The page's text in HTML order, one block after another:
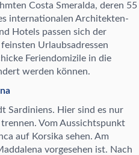
hmten Costa Smeralda, deren 55
internationalen Architekten-
Hotels passen sich der
Urlaubsadressen
Feriendomizile in die
werden können.
Sardiniens. Hier sind es nur
Vom Aussichtspunkt
auf Korsika sehen. Am
vorgesehen ist. Nach